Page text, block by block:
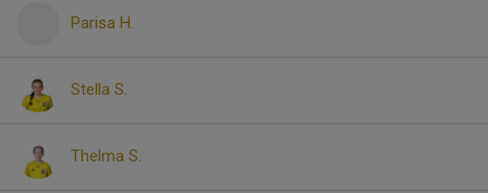
Parisa H.
Stella S.
Thelma S.